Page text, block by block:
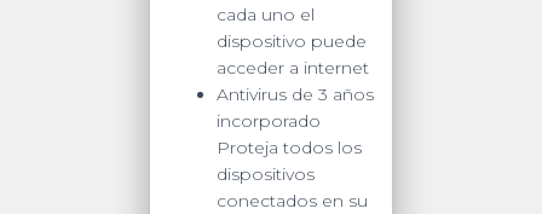
cada uno el
dispositivo puede
acceder a internet
Antivirus de 3 años
incorporado
Proteja todos los
dispositivos
conectados en su